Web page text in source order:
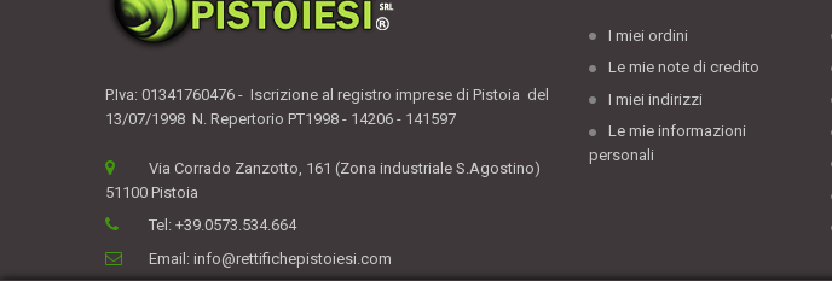
P.Iva: 01341760476 - Iscrizione al registro imprese di Pistoia del
13/07/1998 N. Repertorio PT1998 - 14206 - 141597
Via Corrado Zanzotto, 161 (Zona industriale S.Agostino)
51100 Pistoia
Tel: +39.0573.534.664
Email: info@rettifichepistoiesi.com
I miei ordini
Le mie note di credito
I miei indirizzi
Le mie informazioni
personali